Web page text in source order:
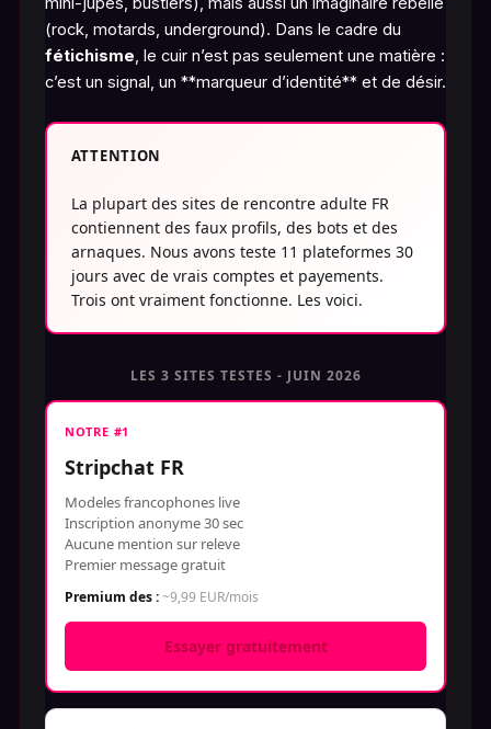
(rock, motards, underground). Dans le cadre du
fétichisme, le cuir n’est pas seulement une matière :
c’est un signal, un **marqueur d’identité** et de désir.
ATTENTION
La plupart des sites de rencontre adulte FR
contiennent des faux profils, des bots et des
arnaques. Nous avons teste 11 plateformes 30
jours avec de vrais comptes et payements.
Trois ont vraiment fonctionne. Les voici.
LES 3 SITES TESTES - JUIN 2026
NOTRE #1
Stripchat FR
Modeles francophones live
Inscription anonyme 30 sec
Aucune mention sur releve
Premier message gratuit
Premium des :~9,99 EUR/mois
Essayer gratuitement